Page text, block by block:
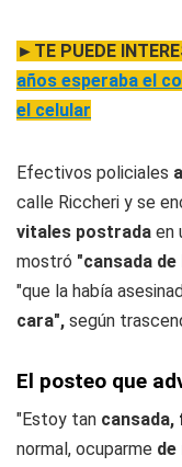
►TE PUEDE
años esperaba el
el celular
Efectivos policiales
calle Riccheri y se
vitales postrada en
mostró "cansada
"que la había
cara", según
El posteo que
"Estoy tan
normal, ocuparme de